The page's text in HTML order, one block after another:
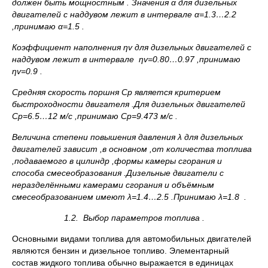
должен быть мощностным . Значения α для дизельных
двигателей с наддувом лежит в интервале α=1.3…2.2
,принимаю α=1.5 .
Коэффициент наполненияηv для дизельных двигателей с
наддувом лежит в интервале ηv=0.80…0.97 ,принимаю
ηv=0.9 .
Средняя скорость поршняCp является критерием
быстроходности двигателя .Для дизельных двигателей
Cp=6.5…12 м/с ,принимаю Cp=9.473 м/с .
Величина степени повышения давления λ для дизельных
двигателей зависит ,в основном ,от количества топлива
,подаваемого в цилиндр ,формы камеры сгорания и
способа смесеобразования .Дизельные двигатели с
неразделёнными камерами сгорания и объёмным
смесеобразованием имеют λ=1.4…2.5 .Принимаю λ=1.8 .
1.2. Выбор параметров топлива .
Основными видами топлива для автомобильных двигателей
являются бензин и дизельное топливо. Элементарный
состав жидкого топлива обычно выражается в единицах